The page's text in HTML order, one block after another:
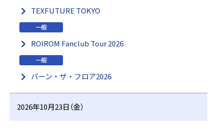
TEXFUTURE TOKYO
一般
ROIROM Fanclub Tour 2026
一般
バーン・ザ・フロア2026
2026年10月23日（金）